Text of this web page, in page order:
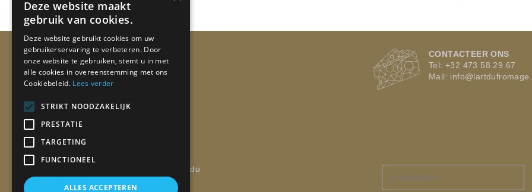
Ann Keymeulen
l’Art du Fromage
Internationale des Fromagers
Jurylid World Cheese Awards – Mondial du
Fromage et des produits laitiers – Salon
CONTACTEER ONS
Tel: +32 473 58 29 67
Mail:
Deze website maakt
gebruik van cookies.
Deze website gebruikt cookies om uw
gebruikerservaring te verbeteren. Door
onze website te gebruiken, stemt u in met
alle cookies in overeenstemming met ons
Cookiebeleid. Lees verder
STRIKT NOODZAKELIJK
PRESTATIE
TARGETING
FUNCTIONEEL
ALLES ACCEPTEREN